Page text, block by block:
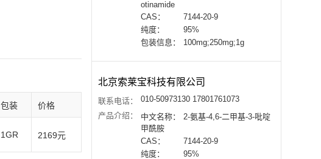
包装 价格
1GR 2169元
otinamide
CAS：
7144-20-9
纯度：
95%
包装信息：
100mg;250mg;1g
北京索莱宝科技有限公司
联系电话：
010-50973130 17801761073
产品介绍：
中文名称：
2-氨基-4,6-二甲基-3-吡啶
甲酰胺
CAS：
7144-20-9
纯度：
95%